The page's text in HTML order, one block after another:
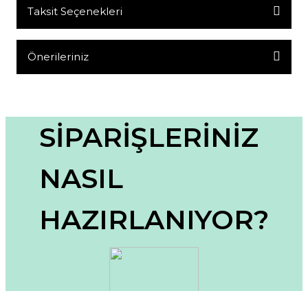
Bu ürüne ilk yorumu siz yapın!
Taksit Seçenekleri
Önerileriniz
Görüş ve önerileriniz için teşekkür ederiz.
Ürün resmi kalitesiz, bozuk veya görüntülenemiyor.
Ürün açıklamasında eksik bilgiler bulunuyor.
Ürün fiyatı diğer sitelerden daha pahalı.
Bu ürüne benzer farklı alternatifler olmalı.
SİPARİŞLERİNİZ
NASIL
HAZIRLANIYOR?